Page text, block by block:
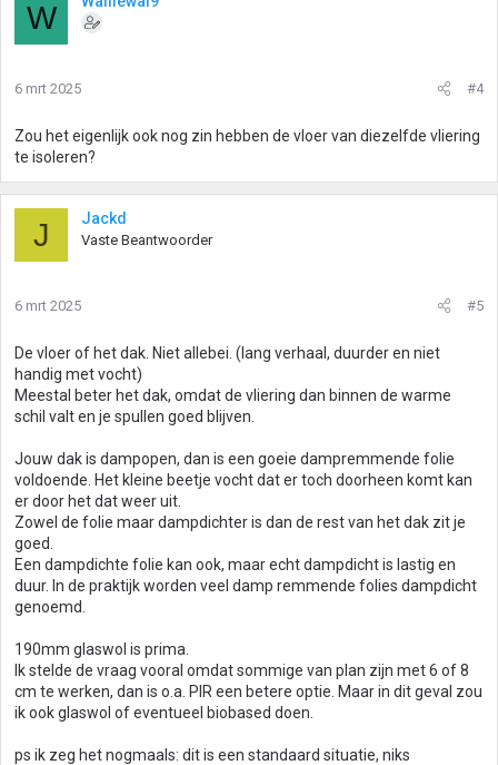
W
6 mrt 2025 #4
Zou het eigenlijk ook nog zin hebben de vloer van diezelfde vliering
te isoleren?
J Jackd
Vaste Beantwoorder
6 mrt 2025 #5
De vloer of het dak. Niet allebei. (lang verhaal, duurder en niet
handig met vocht)
Meestal beter het dak, omdat de vliering dan binnen de warme
schil valt en je spullen goed blijven.
Jouw dak is dampopen, dan is een goeie dampremmende folie
voldoende. Het kleine beetje vocht dat er toch doorheen komt kan
er door het dat weer uit.
Zowel de folie maar dampdichter is dan de rest van het dak zit je
goed.
Een dampdichte folie kan ook, maar echt dampdicht is lastig en
duur. In de praktijk worden veel damp remmende folies dampdicht
genoemd.
190mm glaswol is prima.
Ik stelde de vraag vooral omdat sommige van plan zijn met 6 of 8
cm te werken, dan is o.a. PIR een betere optie. Maar in dit geval zou
ik ook glaswol of eventueel biobased doen.
ps ik zeg het nogmaals: dit is een standaard situatie, niks